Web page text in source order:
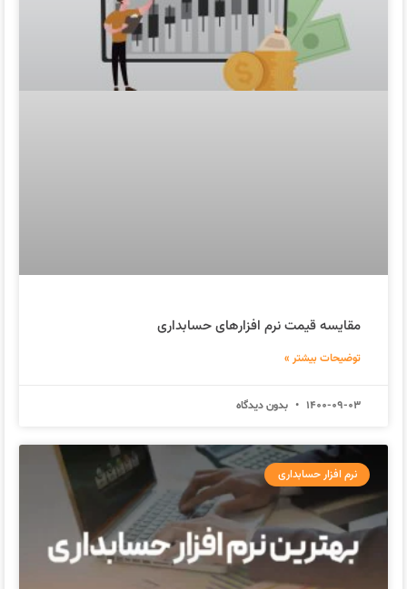
مقایسه قیمت نرم افزارهای حسابداری
توضیحات بیشتر »
1400-09-03 بدون دیدگاه
نرم افزار حسابداری